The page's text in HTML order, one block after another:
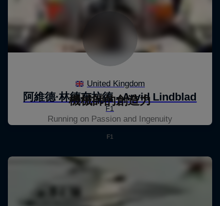
機械師的創造力
Running on Passion and Ingenuity
F1